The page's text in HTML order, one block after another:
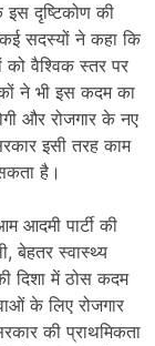
इस दृष्टिकोण की
कई सदस्यों ने कहा कि
को वैश्विक स्तर पर
ने भी इस कदम का
और रोजगार के नए
इसी तरह काम
है।
आदमी पार्टी की
बेहतर स्वास्थ्य
दिशा में ठोस कदम
के लिए रोजगार
की प्राथमिकता